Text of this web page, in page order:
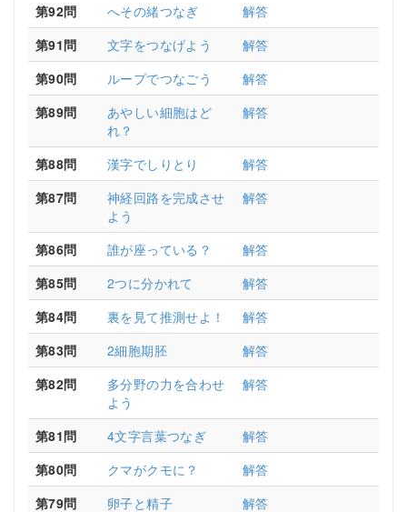
第92問
へその緒つなぎ
解答
第91問
文字をつなげよう
解答
第90問
ループでつなごう
解答
第89問
あやしい細胞はど
れ？
解答
第88問 漢字でしりとり
解答
第87問
神経回路を完成させ
よう
解答
第86問 誰が座っている？
解答
第85問
2つに分かれて
解答
第84問
裏を見て推測せよ！
解答
第83問
2細胞期胚
解答
第82問
多分野の力を合わせ
よう
解答
第81問 4文字言葉つなぎ
解答
第80問
クマがクモに？
解答
第79問
卵子と精子 解答